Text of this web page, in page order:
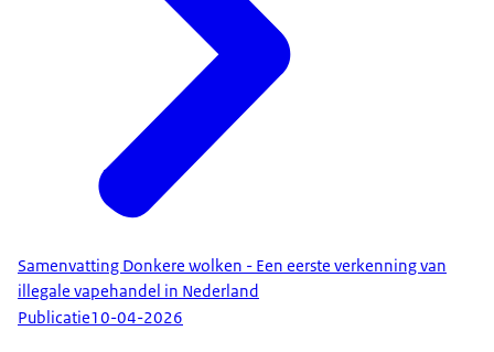
Samenvatting Donkere wolken - Een eerste verkenning van
illegale vapehandel in Nederland
Publicatie10-04-2026